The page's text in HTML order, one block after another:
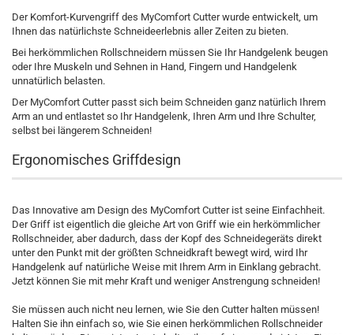
Der Komfort-Kurvengriff des MyComfort Cutter wurde entwickelt, um
Ihnen das natürlichste Schneideerlebnis aller Zeiten zu bieten.
Bei herkömmlichen Rollschneidern müssen Sie Ihr Handgelenk beugen
oder Ihre Muskeln und Sehnen in Hand, Fingern und Handgelenk
unnatürlich belasten.
Der MyComfort Cutter passt sich beim Schneiden ganz natürlich Ihrem
Arm an und entlastet so Ihr Handgelenk, Ihren Arm und Ihre Schulter,
selbst bei längerem Schneiden!
Ergonomisches Griffdesign
Das Innovative am Design des MyComfort Cutter ist seine Einfachheit.
Der Griff ist eigentlich die gleiche Art von Griff wie ein herkömmlicher
Rollschneider, aber dadurch, dass der Kopf des Schneidegeräts direkt
unter den Punkt mit der größten Schneidkraft bewegt wird, wird Ihr
Handgelenk auf natürliche Weise mit Ihrem Arm in Einklang gebracht.
Jetzt können Sie mit mehr Kraft und weniger Anstrengung schneiden!
Sie müssen auch nicht neu lernen, wie Sie den Cutter halten müssen!
Halten Sie ihn einfach so, wie Sie einen herkömmlichen Rollschneider